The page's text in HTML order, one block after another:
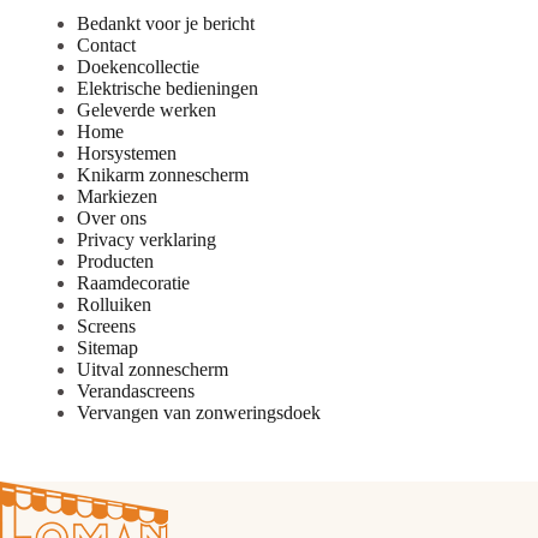
Bedankt voor je bericht
Contact
Doekencollectie
Elektrische bedieningen
Geleverde werken
Home
Horsystemen
Knikarm zonnescherm
Markiezen
Over ons
Privacy verklaring
Producten
Raamdecoratie
Rolluiken
Screens
Sitemap
Uitval zonnescherm
Verandascreens
Vervangen van zonweringsdoek